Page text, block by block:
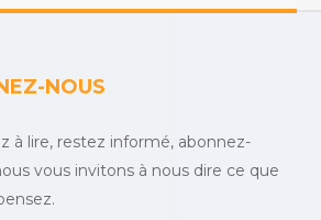
NOUS
à lire, restez informé, abonnez-
vous invitons à nous dire ce que